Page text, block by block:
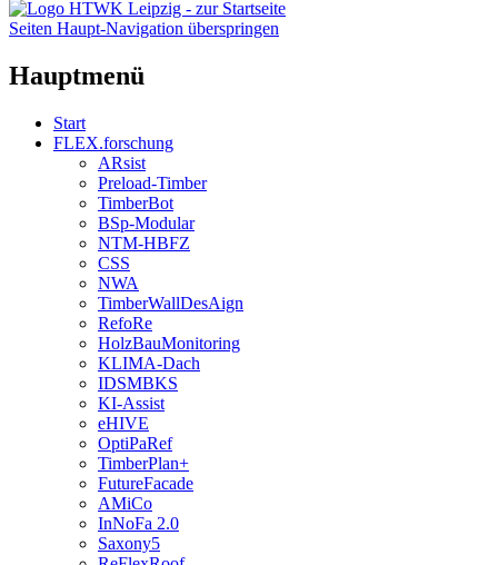
Seiten Haupt-Navigation überspringen
Hauptmenü
Start
FLEX.forschung
ARsist
Preload-Timber
TimberBot
BSp-Modular
NTM-HBFZ
CSS
NWA
TimberWallDesAign
RefoRe
HolzBauMonitoring
KLIMA-Dach
IDSMBKS
KI-Assist
eHIVE
OptiPaRef
TimberPlan+
FutureFacade
AMiCo
InNoFa 2.0
Saxony5